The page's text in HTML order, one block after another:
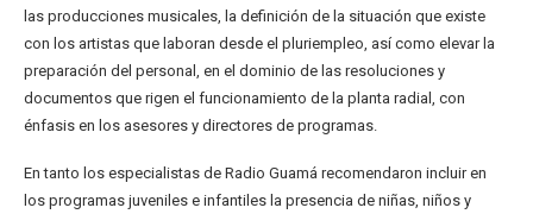
las producciones musicales, la definición de la situación que existe
con los artistas que laboran desde el pluriempleo, así como elevar la
preparación del personal, en el dominio de las resoluciones y
documentos que rigen el funcionamiento de la planta radial, con
énfasis en los asesores y directores de programas.
En tanto los especialistas de Radio Guamá recomendaron incluir en
los programas juveniles e infantiles la presencia de niñas, niños y